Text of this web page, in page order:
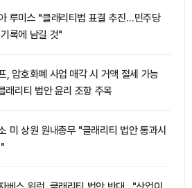
루미스 "클래리티법 표결 추진…민주당
록에 남길 것"
, 암호화폐 사업 매각 시 거액 절세 가능
래리티 법안 윤리 조항 주목
미 상원 원내총무 "클래리티 법안 통과시